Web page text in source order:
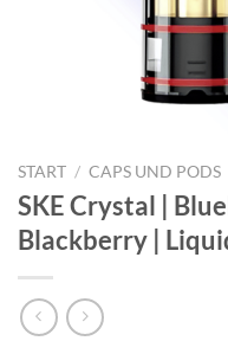
START / CAPS UND PODS
SKE Crystal |
Blackberry |